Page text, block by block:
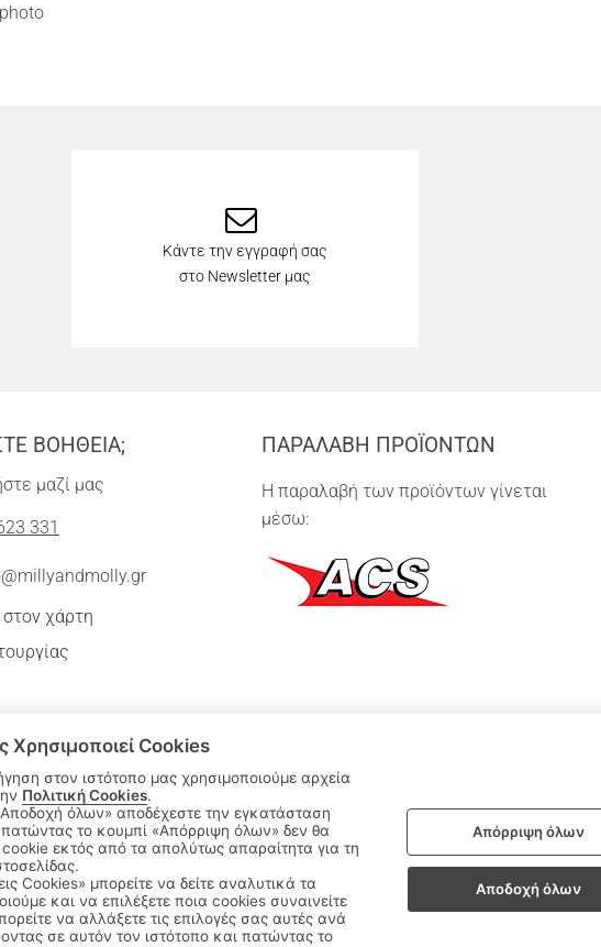
Κάντε την εγγραφή σας
στο Newsletter μας
ΒΟΗΘΕΙΑ;
μαζί μας
331
χάρτη
ΠΑΡΑΛΑΒΗ ΠΡΟΪΟΝΤΩΝ
Η παραλαβή των προϊόντων γίνεται
μέσω:
ΑΚΟΛΟΥΘΗΣΤΕ ΜΑΣ: |
Sitemap/Login
Χρησιμοποιεί Cookies
στον ιστότοπο μας χρησιμοποιούμε αρχεία
Πολιτική Cookies.
το κουμπί «Απόρριψη όλων» δεν θα
εκτός από τα απολύτως απαραίτητα για τη
Cookies» μπορείτε να δείτε αναλυτικά τα
και να επιλέξετε ποια cookies συναινείτε
να αλλάξετε τις επιλογές σας αυτές ανά
σε αυτόν τον ιστότοπο και πατώντας το
Απόρριψη όλων
Αποδοχή όλων